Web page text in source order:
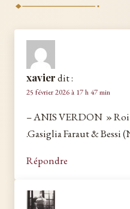
xavierdit :
25 février 2026 à 17 h 47 min
– ANIS VERDON » Roi
.Gasiglia Faraut & Bessi
Répondre